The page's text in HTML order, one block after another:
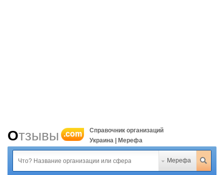
Отзывы .com
Справочник организаций
Украина | Мерефа
Мерефа